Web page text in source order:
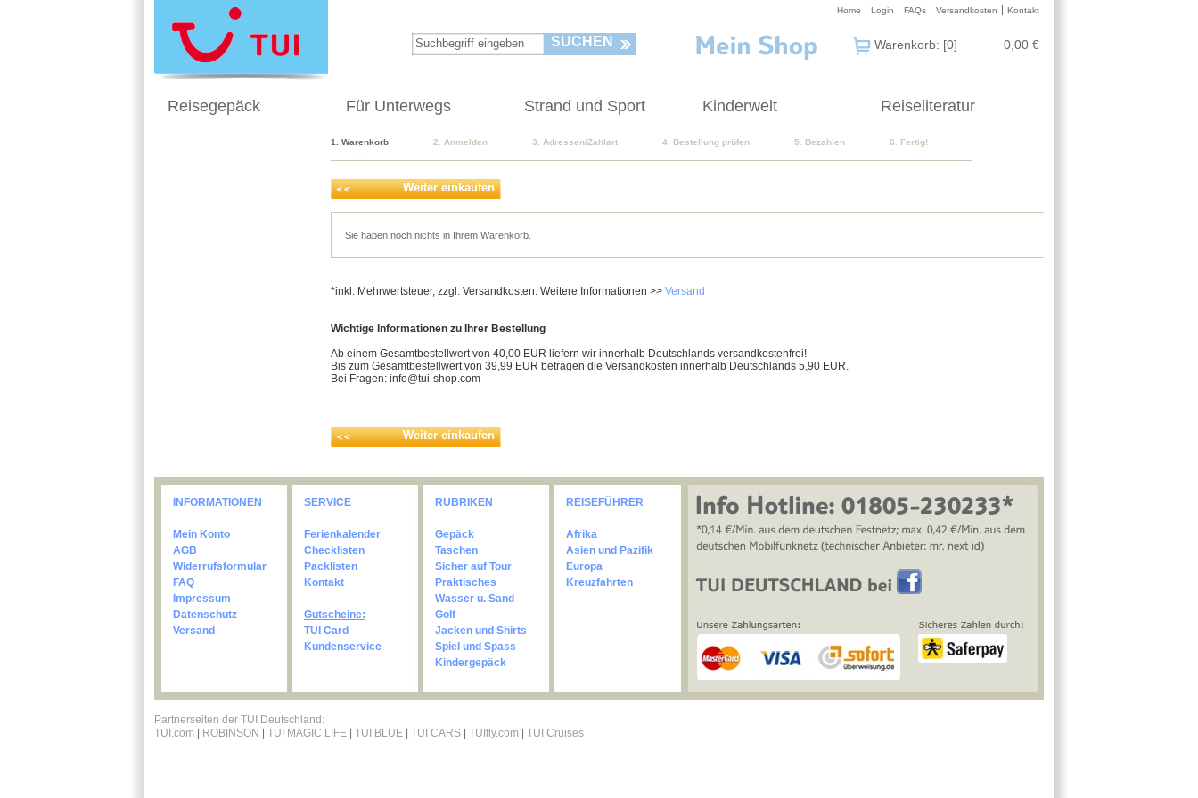
Kontakt
Versandkosten
FAQs
Login
Home
SUCHEN Warenkorb: [0] 0,00 €
Reisegepäck Für Unterwegs Strand und Sport Kinderwelt Reiseliteratur
1. Warenkorb 2. Anmelden 3. Adressen/Zahlart 4. Bestellung prüfen 5. Bezahlen 6. Fertig!
Weiter einkaufen
Sie haben noch nichts in Ihrem Warenkorb.
*inkl. Mehrwertsteuer, zzgl. Versandkosten. Weitere Informationen >> Versand
Wichtige Informationen zu Ihrer Bestellung
Ab einem Gesamtbestellwert von 40,00 EUR liefern wir innerhalb Deutschlands versandkostenfrei!
Bis zum Gesamtbestellwert von 39,99 EUR betragen die Versandkosten innerhalb Deutschlands 5,90 EUR.
Bei Fragen: info@tui-shop.com
Weiter einkaufen
INFORMATIONEN
Mein Konto
AGB
Widerrufsformular
FAQ
Impressum
Datenschutz
Versand
SERVICE
Ferienkalender
Checklisten
Packlisten
Kontakt
Gutscheine:
TUI Card
Kundenservice
RUBRIKEN
Gepäck
Taschen
Sicher auf Tour
Praktisches
Wasser u. Sand
Golf
Jacken und Shirts
Spiel und Spass
Kindergepäck
REISEFÜHRER
Afrika
Asien und Pazifik
Europa
Kreuzfahrten
Partnerseiten der TUI Deutschland:
TUI.com
ROBINSON TUI MAGIC LIFE TUI BLUE TUI CARS TUIfly.com TUI Cruises